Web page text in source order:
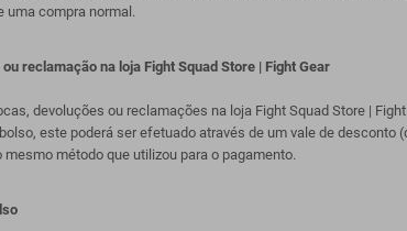
uma compra normal.
reclamação na loja Fight Squad Store | Fight Gear
devoluções ou reclamações na loja Fight Squad Store |
este poderá ser efetuado através de um vale de
mesmo método que utilizou para o pagamento.